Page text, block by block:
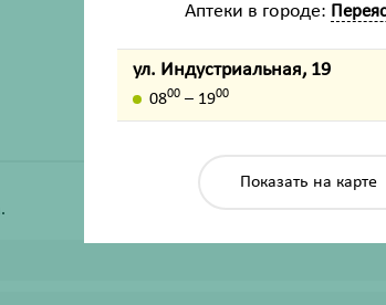
Жизненно важный
Аптеки в городе:
ул. Индустриальная, 19
0800 – 1900
Показать на карте